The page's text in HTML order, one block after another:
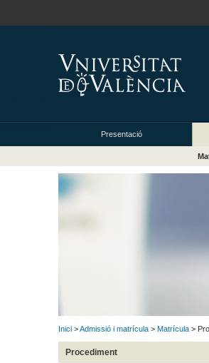
Presentació
Inici >Admissió i matrícula > Matrícula >
Procediment